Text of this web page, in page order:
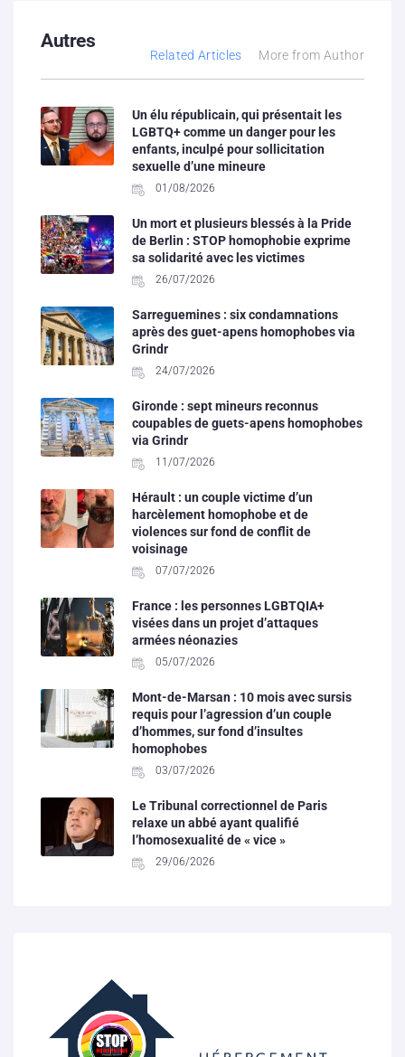
Autres
Related Articles More from Author
Un élu républicain, qui présentait les
LGBTQ+ comme un danger pour les
enfants, inculpé pour sollicitation
sexuelle d’une mineure
01/08/2026
Un mort et plusieurs blessés à la Pride
de Berlin : STOP homophobie exprime
sa solidarité avec les victimes
26/07/2026
Sarreguemines : six condamnations
après des guet-apens homophobes via
Grindr
24/07/2026
Gironde : sept mineurs reconnus
coupables de guets-apens homophobes
via Grindr
11/07/2026
Hérault : un couple victime d’un
harcèlement homophobe et de
violences sur fond de conflit de
voisinage
07/07/2026
France : les personnes LGBTQIA+
visées dans un projet d’attaques
armées néonazies
05/07/2026
Mont-de-Marsan : 10 mois avec sursis
requis pour l’agression d’un couple
d’hommes, sur fond d’insultes
homophobes
03/07/2026
Le Tribunal correctionnel de Paris
relaxe un abbé ayant qualifié
l’homosexualité de « vice »
29/06/2026